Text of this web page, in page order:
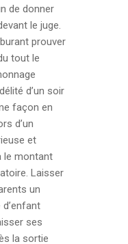
de donner
le juge.
prouver
tout le
d’un soir
façon en
d’un
et
le montant
Laisser
un
ses
la sortie